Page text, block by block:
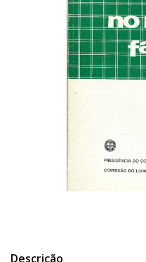
Descrição